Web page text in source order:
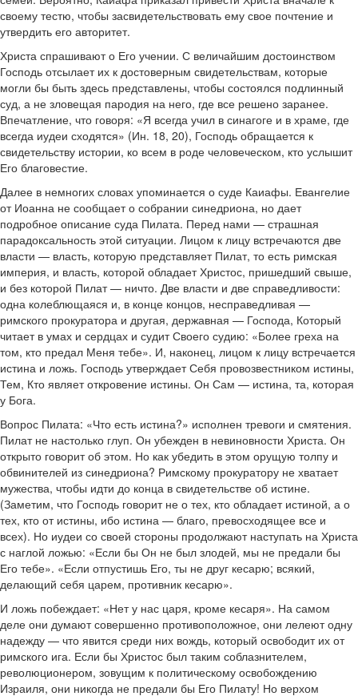
своему тестю, чтобы засвидетельствовать ему свое почтение и
утвердить его авторитет.
Христа спрашивают о Его учении. С величайшим достоинством
Господь отсылает их к достоверным свидетельствам, которые
могли бы быть здесь представлены, чтобы состоялся подлинный
суд, а не зловещая пародия на него, где все решено заранее.
Впечатление, что говоря: «Я всегда учил в синагоге и в храме, где
всегда иудеи сходятся» (Ин. 18, 20), Господь обращается к
свидетельству истории, ко всем в роде человеческом, кто услышит
Его благовестие.
Далее в немногих словах упоминается о суде Каиафы. Евангелие
от Иоанна не сообщает о собрании синедриона, но дает
подробное описание суда Пилата. Перед нами — страшная
парадоксальность этой ситуации. Лицом к лицу встречаются две
власти — власть, которую представляет Пилат, то есть римская
империя, и власть, которой обладает Христос, пришедший свыше,
и без которой Пилат — ничто. Две власти и две справедливости:
одна колеблющаяся и, в конце концов, несправедливая —
римского прокуратора и другая, державная — Господа, Который
читает в умах и сердцах и судит Своего судию: «Более греха на
том, кто предал Меня тебе». И, наконец, лицом к лицу встречается
истина и ложь. Господь утверждает Себя провозвестником истины,
Тем, Кто являет откровение истины. Он Сам — истина, та, которая
у Бога.
Вопрос Пилата: «Что есть истина?» исполнен тревоги и смятения.
Пилат не настолько глуп. Он убежден в невиновности Христа. Он
открыто говорит об этом. Но как убедить в этом орущую толпу и
обвинителей из синедриона? Римскому прокуратору не хватает
мужества, чтобы идти до конца в свидетельстве об истине.
(Заметим, что Господь говорит не о тех, кто обладает истиной, а о
тех, кто от истины, ибо истина — благо, превосходящее все и
всех). Но иудеи со своей стороны продолжают наступать на Христа
с наглой ложью: «Если бы Он не был злодей, мы не предали бы
Его тебе». «Если отпустишь Его, ты не друг кесарю; всякий,
делающий себя царем, противник кесарю».
И ложь побеждает: «Нет у нас царя, кроме кесаря». На самом
деле они думают совершенно противоположное, они лелеют одну
надежду — что явится среди них вождь, который освободит их от
римского ига. Если бы Христос был таким соблазнителем,
революционером, зовущим к политическому освобождению
Израиля, они никогда не предали бы Его Пилату! Но верхом